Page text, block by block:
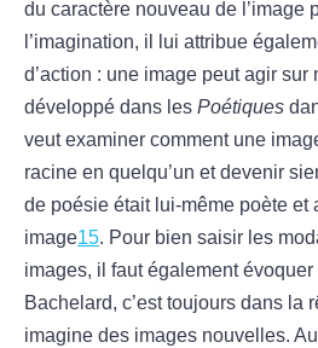
du caractère nouveau de l’image
l’imagination, il lui attribue
d’action : une image peut agir
développé dans les Poétiques
veut examiner comment une
racine en quelqu’un et devenir
de poésie était lui-même poète et
image15. Pour bien saisir les
images, il faut également
Bachelard, c’est toujours dans la
imagine des images nouvelles.